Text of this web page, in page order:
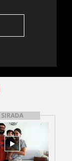
SIRADA